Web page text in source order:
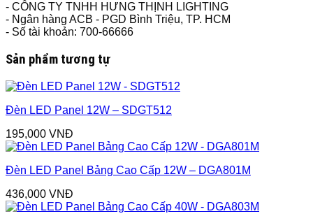
- CÔNG TY TNHH HƯNG THỊNH LIGHTING
- Ngân hàng ACB - PGD Bình Triệu, TP. HCM
- Số tài khoản: 700-66666
Sản phẩm tương tự
Đèn LED Panel 12W – SDGT512
195,000 VNĐ
Đèn LED Panel Bảng Cao Cấp 12W – DGA801M
436,000 VNĐ